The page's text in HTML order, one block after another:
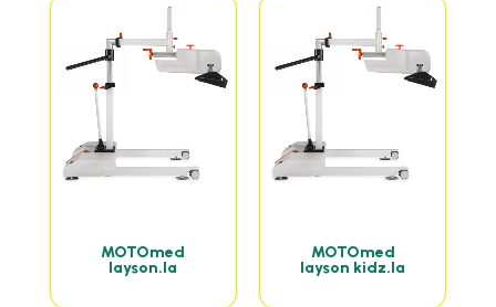
MOTOmed
layson.la
MOTOmed
layson kidz.la